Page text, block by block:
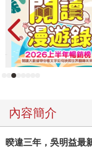
家。啊....怎麼會這
會繼續在鄉土文學
立即閱讀這幾本作
愧），對自然文學
的書封讓我卻步，
加魔幻感、有餘裕
間、空間的力道，
極，讓我深刻感受
內容簡介
暌違三年，吳明益最